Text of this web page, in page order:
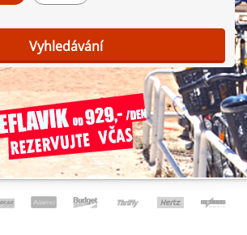
Vyhledávání